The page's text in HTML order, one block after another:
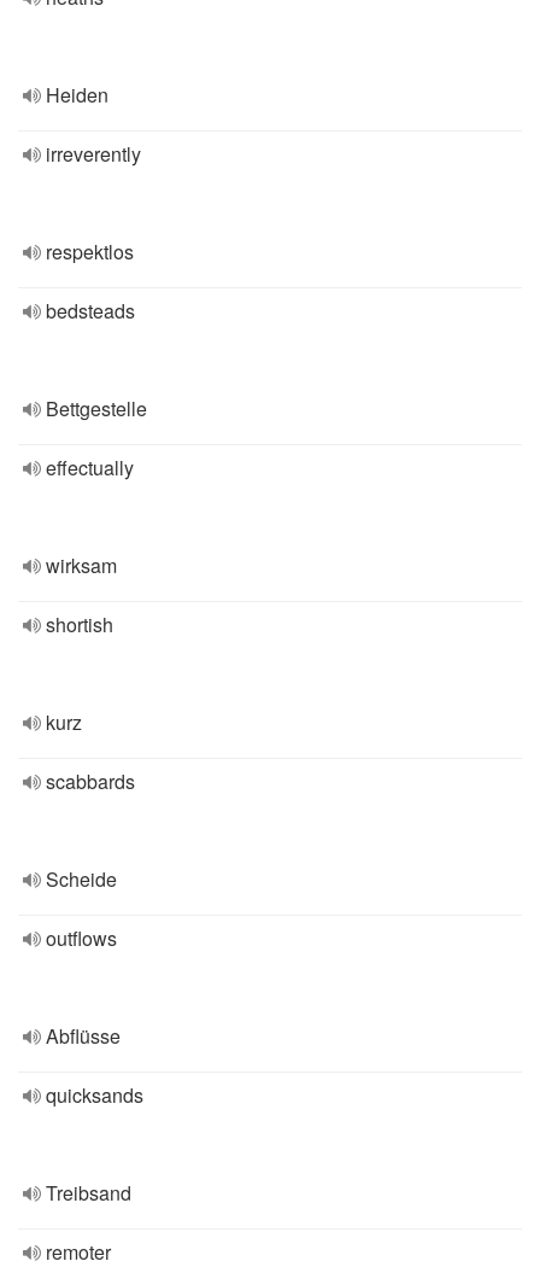
Heiden
irreverently
respektlos
bedsteads
Bettgestelle
effectually
wirksam
shortish
kurz
scabbards
Scheide
outflows
Abflüsse
quicksands
Treibsand
remoter